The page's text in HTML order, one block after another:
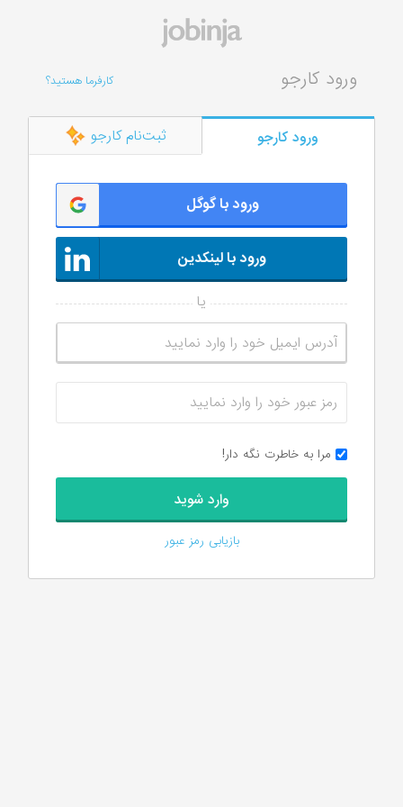
کارفرما هستید؟ ورود کارجو
ورود کارجو ثبت‌نام کارجو
ورود با گوگل
ورود با لینکدین
مرا به خاطرت نگه دار!
بازیابی رمز عبور